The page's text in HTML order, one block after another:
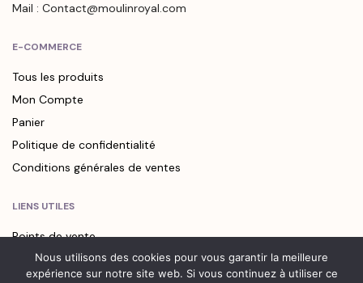
Mail : Contact@moulinroyal.com
E-COMMERCE
Tous les produits
Mon Compte
Panier
Politique de confidentialité
Conditions générales de ventes
LIENS UTILES
Points de vente
Contact
Nous utilisons des cookies pour vous garantir la meilleure
expérience sur notre site web. Si vous continuez à utiliser ce